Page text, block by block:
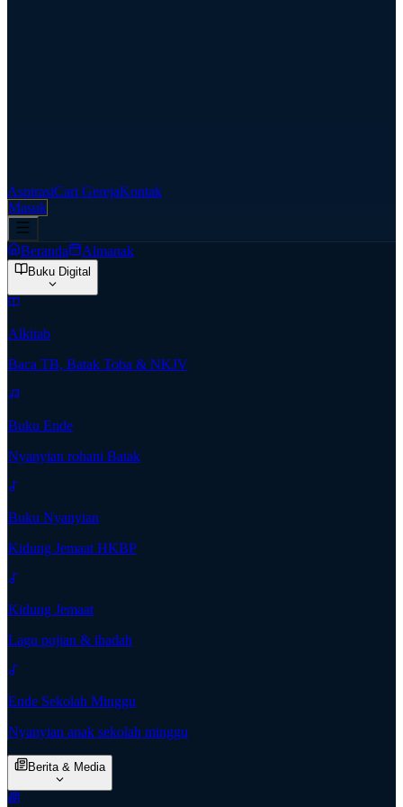
AspirasiCari GerejaKontak
Masuk
Beranda Almanak
Buku Digital
Alkitab
Baca TB, Batak Toba & NKJV
Buku Ende
Nyanyian rohani Batak
Buku Nyanyian
Kidung Jemaat HKBP
Kidung Jemaat
Lagu pujian & ibadah
Ende Sekolah Minggu
Nyanyian anak sekolah minggu
Berita & Media